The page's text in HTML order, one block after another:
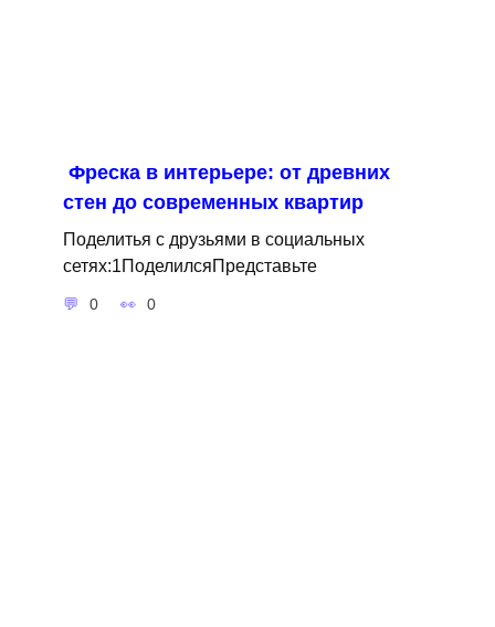
Фреска в интерьере: от древних
стен до современных квартир
Поделитья с друзьями в социальных
сетях:1ПоделилсяПредставьте
0 0